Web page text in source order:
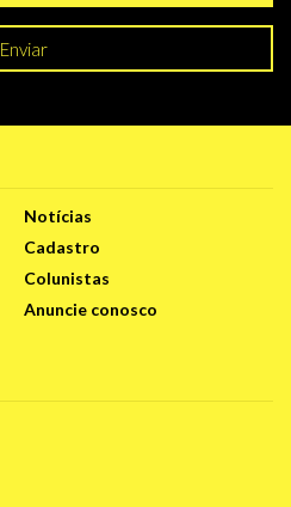
Enviar
Notícias
Cadastro
Colunistas
Anuncie conosco